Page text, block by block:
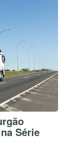
Série